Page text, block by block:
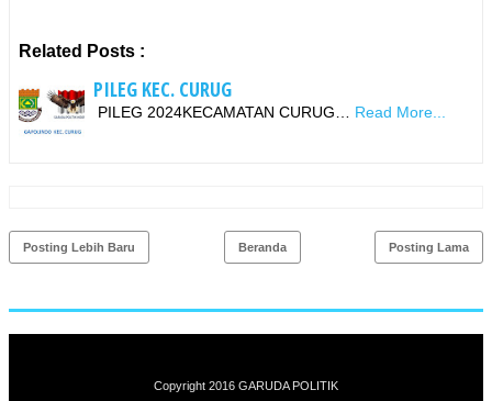
Related Posts :
PILEG KEC. CURUG
PILEG 2024KECAMATAN CURUG… Read More...
Posting Lebih Baru Posting Lama
Beranda
Copyright 2016 GARUDA POLITIK